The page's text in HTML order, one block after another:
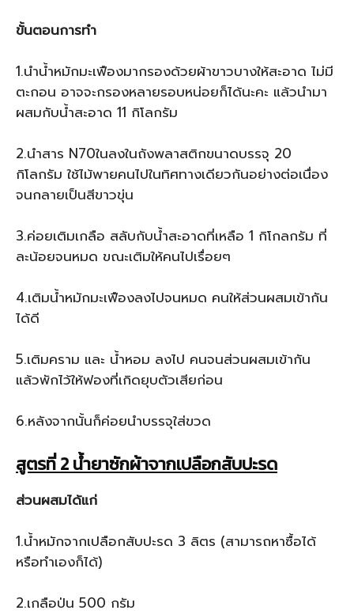
ขั้นตอนการทำ
1.นำน้ำหมักมะเฟืองมากรองด้วยผ้าขาวบางให้สะอาด ไม่มี
ตะกอน อาจจะกรองหลายรอบหน่อยก็ได้นะคะ แล้วนำมา
ผสมกับน้ำสะอาด 11 กิโลกรัม
2.นำสาร N70ในลงในถังพลาสติกขนาดบรรจุ 20
กิโลกรัม ใช้ไม้พายคนไปในทิศทางเดียวกันอย่างต่อเนื่อง
จนกลายเป็นสีขาวขุ่น
3.ค่อยเติมเกลือ สลับกับน้ำสะอาดที่เหลือ 1 กิโกลกรัม ที่
ละน้อยจนหมด ขณะเติมให้คนไปเรื่อยๆ
4.เติมน้ำหมักมะเฟืองลงไปจนหมด คนให้ส่วนผสมเข้ากัน
ได้ดี
5.เติมคราม และ น้ำหอม ลงไป คนจนส่วนผสมเข้ากัน
แล้วพักไว้ให้ฟองที่เกิดยุบตัวเสียก่อน
6.หลังจากนั้นก็ค่อยนำบรรจุใส่ขวด
สูตรที่ 2 น้ำยาซักผ้าจากเปลือกสับปะรด
ส่วนผสมได้แก่
1.น้ำหมักจากเปลือกสับปะรด 3 ลิตร (สามารถหาซื้อได้
หรือทำเองก็ได้)
2.เกลือป่น 500 กรัม